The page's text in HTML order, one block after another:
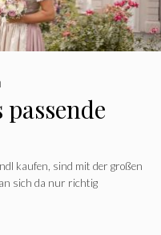
kaufen, sind mit der großen
sich da nur richtig